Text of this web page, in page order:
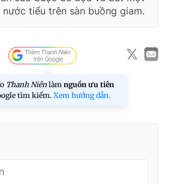
nước tiểu trên sàn buồng giam.
Thanh Niên làm nguồn ưu tiên
tìm kiếm.Xem hướng dẫn.